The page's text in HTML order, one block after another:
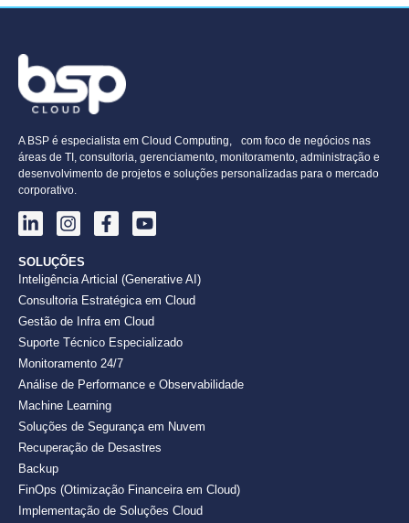
A BSP é especialista em Cloud Computing, com foco de negócios nas
áreas de TI, consultoria, gerenciamento, monitoramento, administração e
desenvolvimento de projetos e soluções personalizadas para o mercado
corporativo.
SOLUÇÕES
Inteligência Articial (Generative AI)
Consultoria Estratégica em Cloud
Gestão de Infra em Cloud
Suporte Técnico Especializado
Monitoramento 24/7
Análise de Performance e Observabilidade
Machine Learning
Soluções de Segurança em Nuvem
Recuperação de Desastres
Backup
FinOps (Otimização Financeira em Cloud)
Implementação de Soluções Cloud